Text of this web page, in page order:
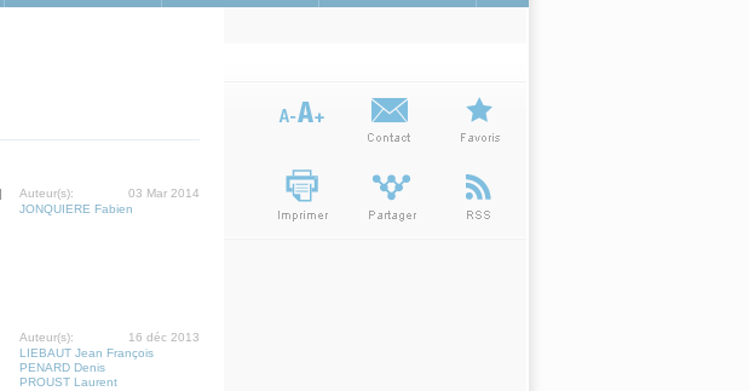
03 Mar 2014
Auteur(s):
JONQUIERE Fabien
16 déc 2013
Auteur(s):
LIEBAUT Jean François
PENARD Denis
PROUST Laurent